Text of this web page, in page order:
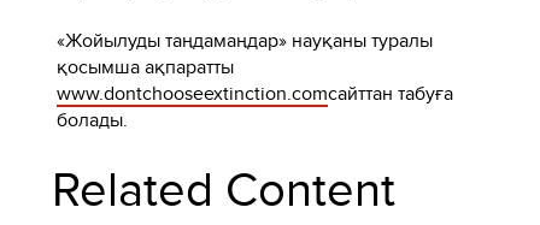
«Жойылуды таңдамаңдар» науқаны туралы
қосымша ақпаратты
www.dontchooseextinction.comсайттан табуға
болады.
Related Content